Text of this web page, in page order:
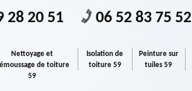
28 20 51 06 52 83 75 52
Nettoyage et
de toiture
59
Isolation de
toiture 59
Peinture sur
tuiles 59